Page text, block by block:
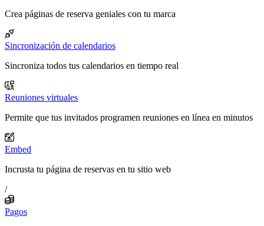
Crea páginas de reserva geniales con tu marca
Sincronización de calendarios
Sincroniza todos tus calendarios en tiempo real
Reuniones virtuales
Permite que tus invitados programen reuniones en línea en minutos
Embed
Incrusta tu página de reservas en tu sitio web
/
Pagos